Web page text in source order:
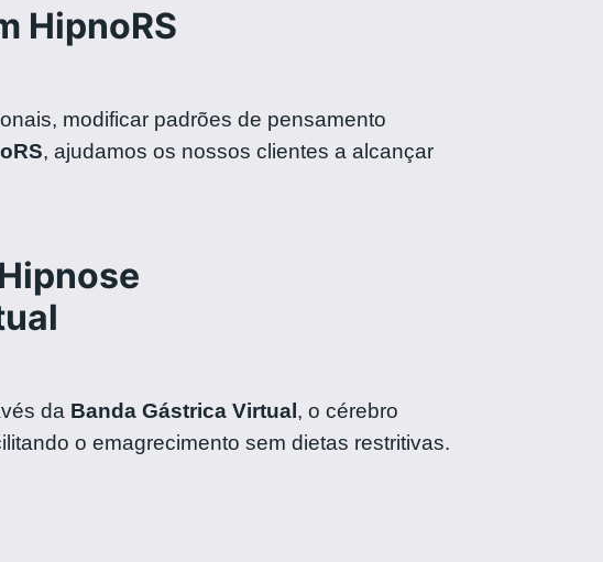
HipnoRS
modificar padrões de pensamento
, ajudamos os nossos clientes a alcançar
da Banda Gástrica Virtual , o cérebro
o emagrecimento sem dietas restritivas.